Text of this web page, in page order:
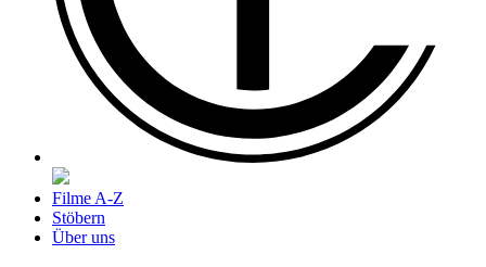
Filme A-Z
Stöbern
Über uns